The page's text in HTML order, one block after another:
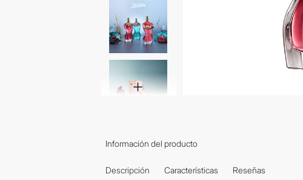
Información del producto
Descripción Características Reseñas